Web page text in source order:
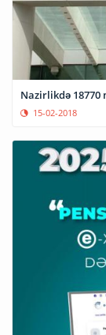
Nazirlikdə 18770
15-02-2018